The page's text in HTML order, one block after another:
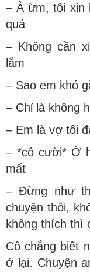
– À ừm, tôi xin
quá
– Không cần
lắm
– Sao em khó
– Chỉ là không
– Em là vợ tôi
– *cô cười* Ờ
mất
– Đừng như
chuyện thôi,
không thích thì
Cô chẳng biết
ở lại. Chuyện